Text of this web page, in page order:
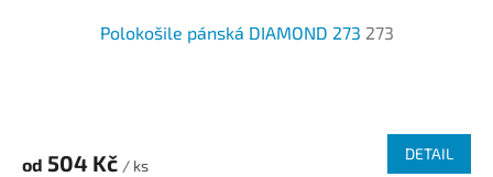
Polokošile pánská DIAMOND 273 273
od 504 Kč / ks
DETAIL